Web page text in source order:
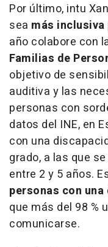
Por último, intu
sea más inclusiva
año colabore con
Familias de
objetivo de
auditiva y las
personas con
datos del INE, en
con una
grado, a las que
entre 2 y 5 años.
personas con
que más del 98 %
comunicarse.